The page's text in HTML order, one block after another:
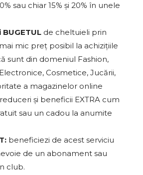
sau chiar 15% și 20% în unele
de cheltuieli prin
mic preț posibil la achizițiile
sunt din domeniul Fashion,
Cosmetice, Jucării,
a magazinelor online
și beneficii EXTRA cum
sau un cadou la anumite
beneficiezi de acest serviciu
de un abonament sau
club.